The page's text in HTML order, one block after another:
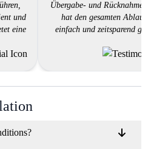
und
eine
-
Übergabe- und
hat den gesamten Ablauf
einfach und zeitsparend
hilfsbereit und reagierte